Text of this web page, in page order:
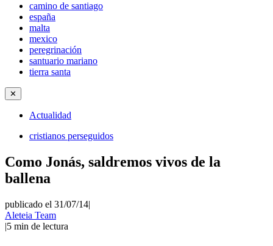
camino de santiago
españa
malta
mexico
peregrinación
santuario mariano
tierra santa
✕
Actualidad
cristianos perseguidos
Como Jonás, saldremos vivos de la
ballena
publicado el 31/07/14|
Aleteia Team
|5 min de lectura